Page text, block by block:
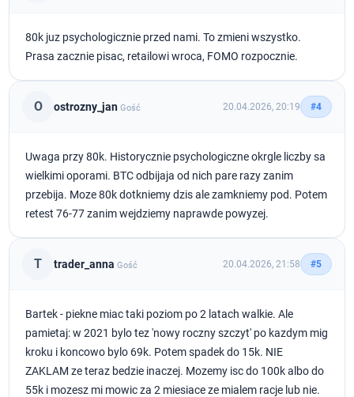
80k juz psychologicznie przed nami. To zmieni wszystko.
Prasa zacznie pisac, retailowi wroca, FOMO rozpocznie.
O ostrozny_jan Gość 20.04.2026, 20:19 #4
Uwaga przy 80k. Historycznie psychologiczne okrgle liczby sa
wielkimi oporami. BTC odbijaja od nich pare razy zanim
przebija. Moze 80k dotkniemy dzis ale zamkniemy pod. Potem
retest 76-77 zanim wejdziemy naprawde powyzej.
T trader_anna Gość 20.04.2026, 21:58 #5
Bartek - piekne miac taki poziom po 2 latach walkie. Ale
pamietaj: w 2021 bylo tez 'nowy roczny szczyt' po kazdym mig
kroku i koncowo bylo 69k. Potem spadek do 15k. NIE
ZAKLAM ze teraz bedzie inaczej. Mozemy isc do 100k albo do
55k i mozesz mi mowic za 2 miesiace ze mialem racje lub nie.